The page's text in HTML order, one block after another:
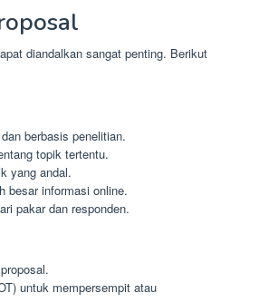
diandalkan sangat penting. Berikut
berbasis penelitian.
topik tertentu.
yang andal.
besar informasi online.
pakar dan responden.
untuk mempersempit atau